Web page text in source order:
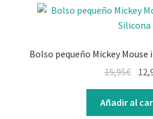
Bolso pequeño Mickey
15,95€
Añadir al